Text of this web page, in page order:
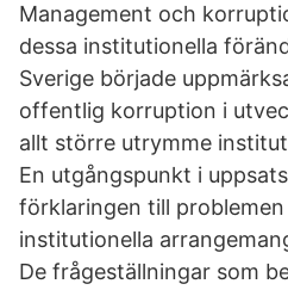
Management och
dessa institutionella
Sverige började
offentlig korruption i
allt större utrymme
En utgångspunkt i
förklaringen till
institutionella
De frågeställningar som